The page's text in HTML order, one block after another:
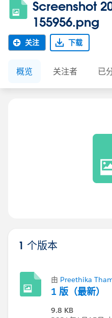
Screenshot
155956.png
关注 下载
概览 关注者 已
1 个版本
由 Preethika
1 版（最新）
9.8 KB